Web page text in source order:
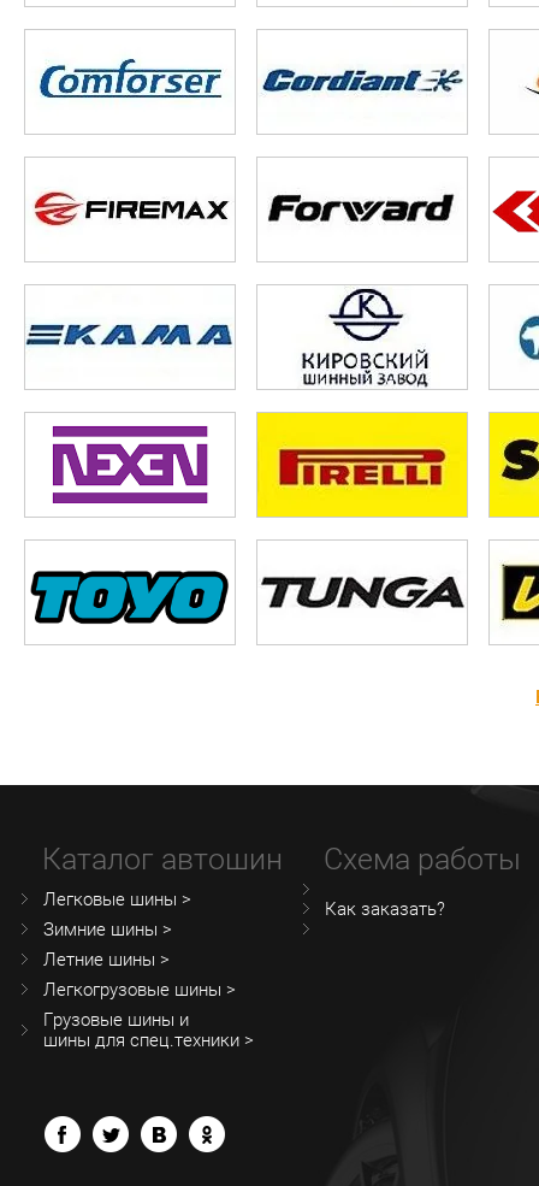
Каталог автошин
Легковые шины >
Зимние шины >
Летние шины >
Легкогрузовые шины >
Грузовые шины и
шины для спец.техники >
Схема работы
Как заказать?